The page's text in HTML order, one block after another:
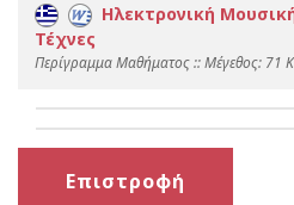
Ηλεκτρονική
Τέχνες
Περίγραμμα Μαθήματος :: Mέγεθος: 71
Επιστροφή